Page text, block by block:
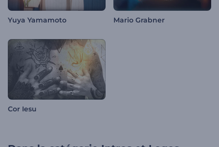
Yuya Yamamoto Mario Grabner
Cor Iesu